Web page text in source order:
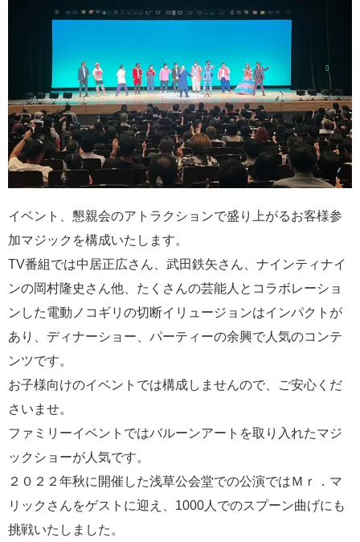
イベント、懇親会のアトラクションで盛り上がるお客様参
加マジックを構成いたします。
TV番組では中居正広さん、武田鉄矢さん、ナインティナイ
ンの岡村隆史さん他、たくさんの芸能人とコラボレーショ
ンした電動ノコギリの切断イリュージョンはインパクトが
あり、ディナーショー、パーティーの余興で人気のコンテ
ンツです。
お子様向けのイベントでは構成しませんので、ご安心くだ
さいませ。
ファミリーイベントではバルーンアートを取り入れたマジ
ックショーが人気です。
２０２２年秋に開催した浅草公会堂での公演ではＭｒ．マ
リックさんをゲストに迎え、1000人でのスプーン曲げにも
挑戦いたしました。